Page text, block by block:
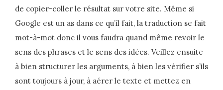
de copier-coller le résultat sur votre site. Même si
Google est un as dans ce qu’il fait, la traduction se fait
mot-à-mot donc il vous faudra quand même revoir le
sens des phrases et le sens des idées. Veillez ensuite
à bien structurer les arguments, à bien les vérifier s’ils
sont toujours à jour, à aérer le texte et mettez en